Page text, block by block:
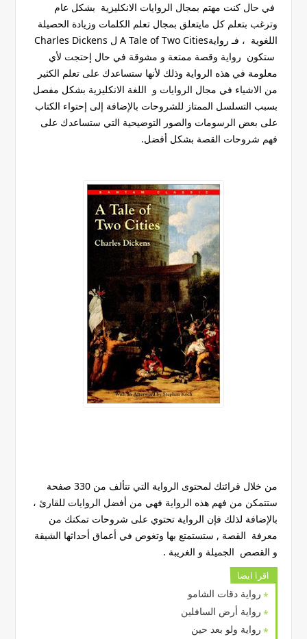
في حال كنت مهتم بمجال الروايات الانكليزية بشكل عام
وترغب بتعلم كل مايتعلق بمجال تعلم الكلمات وزيادة الحصيلة
اللغوية ، فـ روايةA Tale of Two Cities ل Charles Dickens
ستكون رواية وقصة ممتعة و مشوقة في حال إحتجت لأي
معلومة في هذه الرواية وذلك لأنها ستساعدك على تعلم الكثير
من الاشياء في مجال الروايات و اللغة الانكليزية بشكل مفصل
بسبب التسلسل الممتاز للشروحات بالإضافة إلى إحتواء الكتاب
على بعض الرسومات والصور التوضيحية التي ستساعدك على
فهم شروحات القصة بشكل أفضل.
من خلال قرائتك لمحتوى الرواية التي تتألف من 330 صفحة
ستتمكن من فهم هذه الرواية فهي من أفضل الروايات للقارئ ،
بالإضافة لذلك فإن الرواية تحتوي على شروحات تمكنك من
معرفة القصة , ستستمتع بها وتغوص في أعماق أحداثها الشيقة
و القصص الجميلة و الغريبة .
اقرا ايضا
رواية دقات الشامو
رواية أرض السافلين
رواية ولو بعد حين